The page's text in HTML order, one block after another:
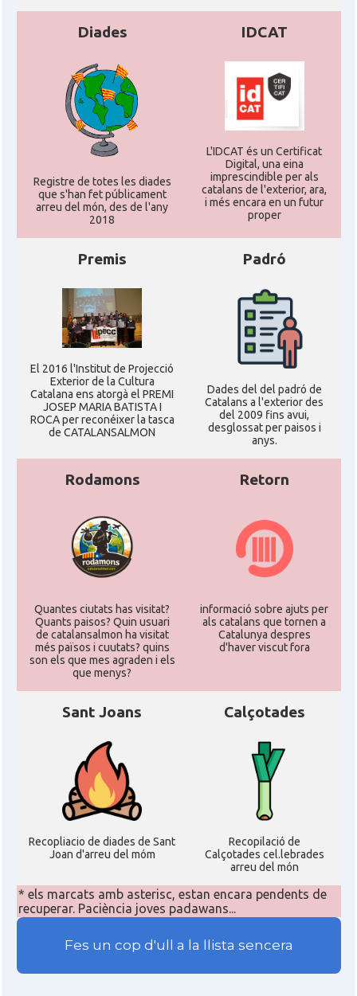
Diades
Registre de totes les diades
que s'han fet públicament
arreu del món, des de l'any
2018
IDCAT
L'IDCAT és un Certificat
Digital, una eina
imprescindible per als
catalans de l'exterior, ara,
i més encara en un futur
proper
Premis
El 2016 l'Institut de Projecció
Exterior de la Cultura
Catalana ens atorgà el PREMI
JOSEP MARIA BATISTA I
ROCA per reconéixer la tasca
de CATALANSALMON
Padró
Dades del del padró de
Catalans a l'exterior des
del 2009 fins avui,
desglossat per paisos i
anys.
Rodamons
Quantes ciutats has visitat?
Quants paisos? Quin usuari
de catalansalmon ha visitat
més països i cuutats? quins
son els que mes agraden i els
que menys?
Retorn
informació sobre ajuts per
als catalans que tornen a
Catalunya despres
d'haver viscut fora
Sant Joans
Recopliacio de diades de Sant
Joan d'arreu del móm
Calçotades
Recopilació de
Calçotades cel.lebrades
arreu del món
* els marcats amb asterisc, estan encara pendents de
recuperar. Paciència joves padawans...
Fes un cop d'ull a la llista sencera